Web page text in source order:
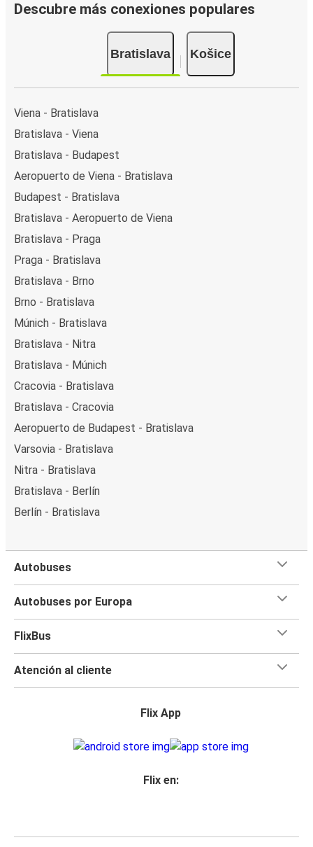
Descubre más conexiones populares
Bratislava Košice
Viena - Bratislava
Bratislava - Viena
Bratislava - Budapest
Aeropuerto de Viena - Bratislava
Budapest - Bratislava
Bratislava - Aeropuerto de Viena
Bratislava - Praga
Praga - Bratislava
Bratislava - Brno
Brno - Bratislava
Múnich - Bratislava
Bratislava - Nitra
Bratislava - Múnich
Cracovia - Bratislava
Bratislava - Cracovia
Aeropuerto de Budapest - Bratislava
Varsovia - Bratislava
Nitra - Bratislava
Bratislava - Berlín
Berlín - Bratislava
Autobuses
Autobuses por Europa
FlixBus
Atención al cliente
Flix App
Flix en: